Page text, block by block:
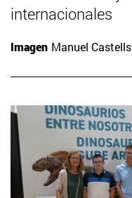
internacionales
Imagen Manuel Castells